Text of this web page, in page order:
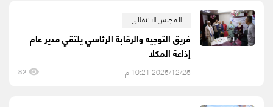
المجلس الانتقالي
فريق التوجيه والرقابة الرئاسي يلتقي مدير عام
إذاعة المكلا
2025/12/25 10:21 م 82